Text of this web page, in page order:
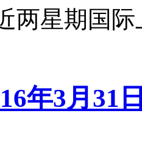
两星期国
年3月31